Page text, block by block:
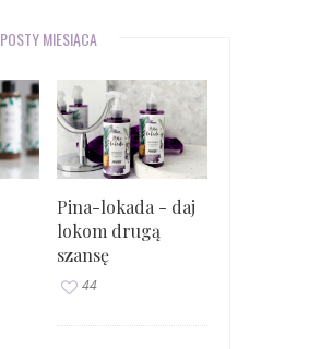
POSTY MIESIĄCA
Pina-lokada - daj
lokom drugą
szansę
44